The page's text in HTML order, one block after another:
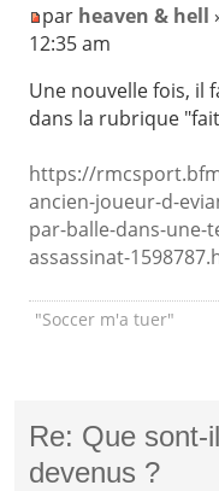
par heaven & hell
12:35 am
Une nouvelle fois, il
dans la rubrique
https://
ancien-joueur-d-
par-balle-dans-une-
assassinat-
"Soccer m'a tuer"
Re: Que sont-
devenus ?